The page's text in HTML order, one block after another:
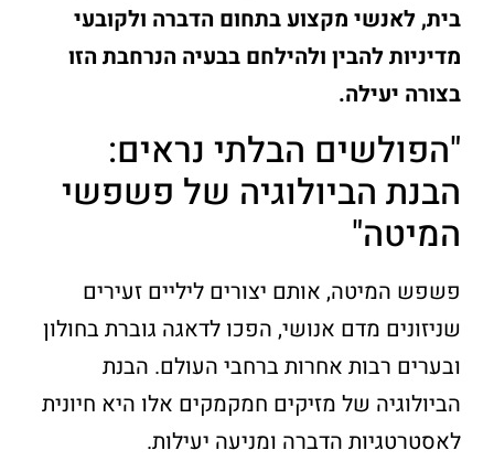
בית, לאנשי מקצוע בתחום הדברה ולקובעי
מדיניות להבין ולהילחם בבעיה הנרחבת הזו
בצורה יעילה.
"הפולשים הבלתי נראים:
הבנת הביולוגיה של פשפשי
המיטה"
פשפש המיטה, אותם יצורים ליליים זעירים
שניזונים מדם אנושי, הפכו לדאגה גוברת בחולון
ובערים רבות אחרות ברחבי העולם. הבנת
הביולוגיה של מזיקים חמקמקים אלו היא חיונית
לאסטרטגיות הדברה ומניעה יעילות.